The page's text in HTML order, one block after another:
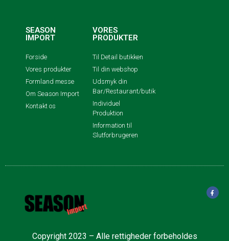
SEASON
IMPORT
Forside
Vores produkter
Formland messe
Om Season Import
Kontakt os
VORES
PRODUKTER
Til Detail butikken
Til din webshop
Udsmyk din
Bar/Restaurant/butik
Individuel
Produktion
Information til
Slutforbrugeren
Copyright 2023 – Alle rettigheder forbeholdes